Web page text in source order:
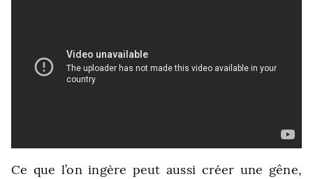
Ce que l’on ingère peut aussi créer une gêne,